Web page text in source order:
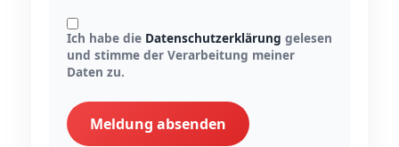
Ich habe die Datenschutzerklärung gelesen
und stimme der Verarbeitung meiner
Daten zu.
Meldung absenden